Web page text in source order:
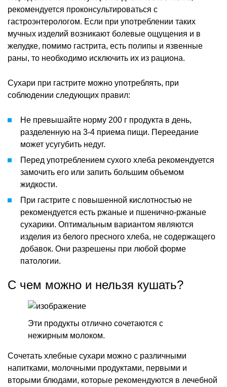
рекомендуется проконсультироваться с
гастроэнтерологом. Если при употреблении таких
мучных изделий возникают болевые ощущения и в
желудке, помимо гастрита, есть полипы и язвенные
раны, то необходимо исключить их из рациона.
Сухари при гастрите можно употреблять, при
соблюдении следующих правил:
Не превышайте норму 200 г продукта в день,
разделенную на 3-4 приема пищи. Переедание
может усугубить недуг.
Перед употреблением сухого хлеба рекомендуется
замочить его или запить большим объемом
жидкости.
При гастрите с повышенной кислотностью не
рекомендуется есть ржаные и пшенично-ржаные
сухарики. Оптимальным вариантом являются
изделия из белого пресного хлеба, не содержащего
добавок. Они разрешены при любой форме
патологии.
С чем можно и нельзя кушать?
Эти продукты отлично сочетаются с
нежирным молоком.
Сочетать хлебные сухари можно с различными
напитками, молочными продуктами, первыми и
вторыми блюдами, которые рекомендуются в лечебной